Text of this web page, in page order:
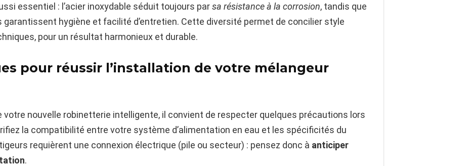
essentiel : l’acier inoxydable séduit toujours parsa résistance à la corrosion, tandis que
hygiène et facilité d’entretien. Cette diversité permet de concilier style
pour un résultat harmonieux et durable.
pour réussir l’installation de votre mélangeur
votre nouvelle robinetterie intelligente, il convient de respecter quelques précautions lors
la compatibilité entre votre système d’alimentation en eau et les spécificités du
requièrent une connexion électrique (pile ou secteur) : pensez donc à anticiper
.